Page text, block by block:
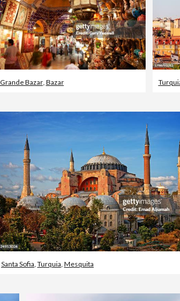
Grande Bazar, Bazar
Santa Sofia Turquia Mesquita